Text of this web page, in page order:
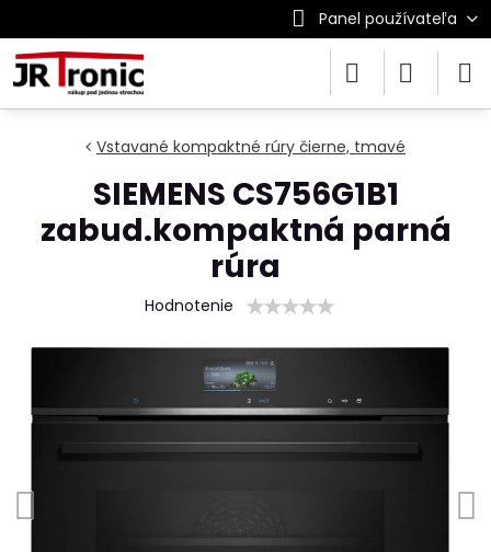
Panel používateľa
Vstavané kompaktné rúry čierne, tmavé
SIEMENS CS756G1B1
zabud.kompaktná parná
rúra
Hodnotenie